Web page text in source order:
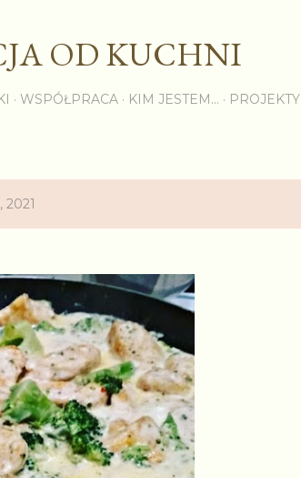
OD KUCHNI
WSPÓŁPRACA KIM JESTEM... PROJEKTY